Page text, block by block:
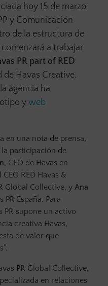
hoy 15 de marzo
y Comunicación
de la estructura de
a trabajar
PR part of RED
de Havas Creative.
agencia ha
y web
en una nota de prensa,
participación de
, CEO de Havas en
CEO RED Havas &
Global Collective, y Ana
España. Para
PR supone un activo
creativa Havas,
de valor que
PR Global Collective,
en relaciones